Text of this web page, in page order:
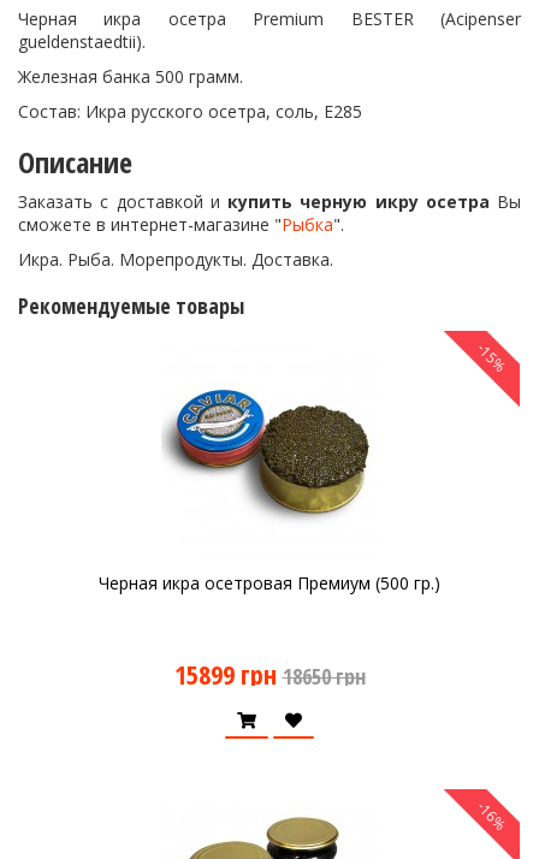
Черная икра осетра Premium BESTER (Acipenser
gueldenstaedtii).
Железная банка 500 грамм.
Состав: Икра русского осетра, соль, Е285
Описание
Заказать с доставкой и купить черную икру осетра Вы
сможете в интернет-магазине "Рыбка".
Икра. Рыба. Морепродукты. Доставка.
Рекомендуемые товары
-15%
Черная икра осетровая Премиум (500 гр.)
15899 грн 18650 грн
-16%